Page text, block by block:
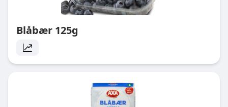
Blåbær 125g